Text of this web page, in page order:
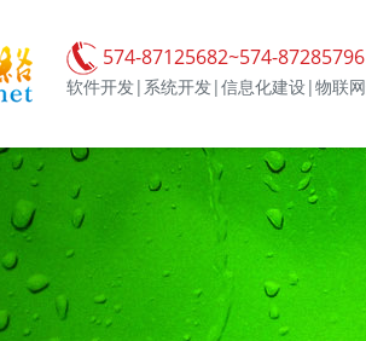
574-87125682~574-87285796
软件开发|系统开发|信息化建设|物联